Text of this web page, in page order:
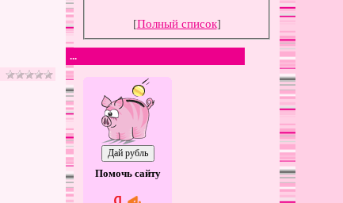
[Полный список]
...
Помочь сайту